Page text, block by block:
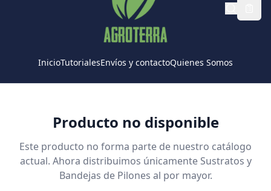
InicioTutorialesEnvíos y contactoQuienes Somos
Producto no disponible
Este producto no forma parte de nuestro catálogo
actual. Ahora distribuimos únicamente Sustratos y
Bandejas de Pilones al por mayor.